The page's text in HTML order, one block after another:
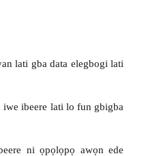
lati gba data elegbogi lati
ibeere lati lo fun gbigba
ni ọpọlọpọ awọn ede